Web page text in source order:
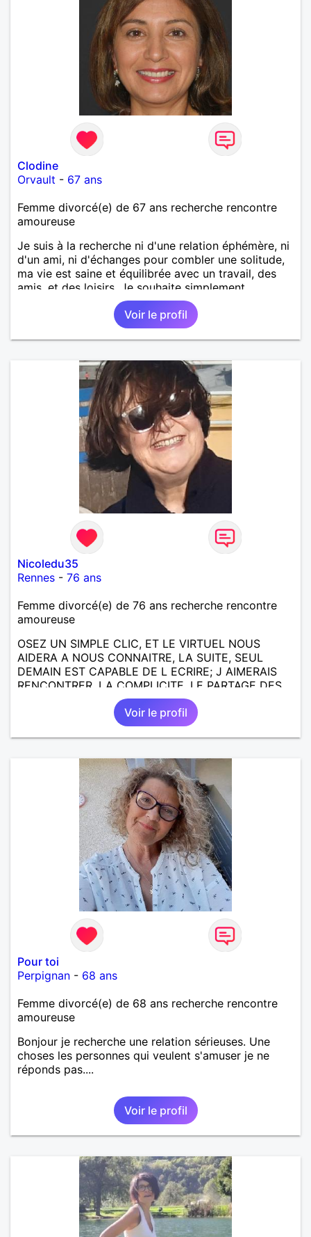
Clodine
Orvault - 67 ans
Femme divorcé(e) de 67 ans recherche rencontre
amoureuse
Je suis à la recherche ni d'une relation éphémère, ni
d'un ami, ni d'échanges pour combler une solitude,
ma vie est saine et équilibrée avec un travail, des
amis, et des loisirs. Je souhaite simplement
rencontrer un homme de la région de Orvault qui
recherche une relation sérieuse !
Voir le profil
Nicoledu35
Rennes - 76 ans
Femme divorcé(e) de 76 ans recherche rencontre
amoureuse
OSEZ UN SIMPLE CLIC, ET LE VIRTUEL NOUS
AIDERA A NOUS CONNAITRE, LA SUITE, SEUL
DEMAIN EST CAPABLE DE L ECRIRE; J AIMERAIS
RENCONTRER, LA COMPLICITE, LE PARTAGE DES
BELLES CHOSES DE LA VIE : BALADES, VOYAGES
EN FRANCE OU AILLEURS. ETRE A L ECOUTE DE L
AUTRE, ET LA VIE SERA PLUS BELLE
ENCORE.....................
Voir le profil
Pour toi
Perpignan - 68 ans
Femme divorcé(e) de 68 ans recherche rencontre
amoureuse
Bonjour je recherche une relation sérieuses. Une
choses les personnes qui veulent s'amuser je ne
réponds pas....
Voir le profil